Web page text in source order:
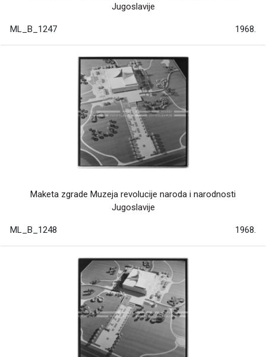
Jugoslavije
ML_B_1247 1968.
Maketa zgrade Muzeja revolucije naroda i narodnosti
Jugoslavije
ML_B_1248 1968.